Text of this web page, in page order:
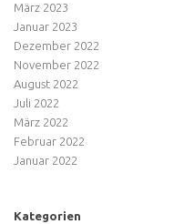
März 2023
Januar 2023
Dezember 2022
November 2022
August 2022
Juli 2022
März 2022
Februar 2022
Januar 2022
Kategorien